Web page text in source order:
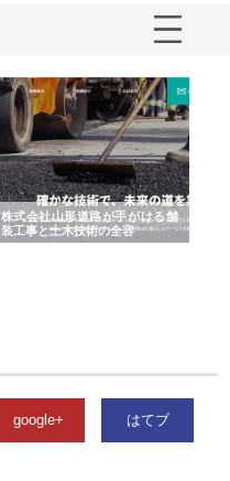
株式会社山形道路が手がける舗
装工事と土木技術の全容
google+ はてブ